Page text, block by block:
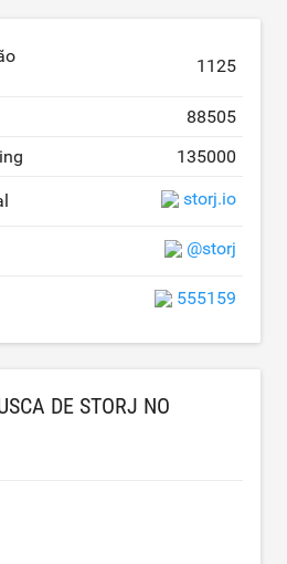
1125
88505
135000
storj.io
@storj
555159
DE STORJ NO